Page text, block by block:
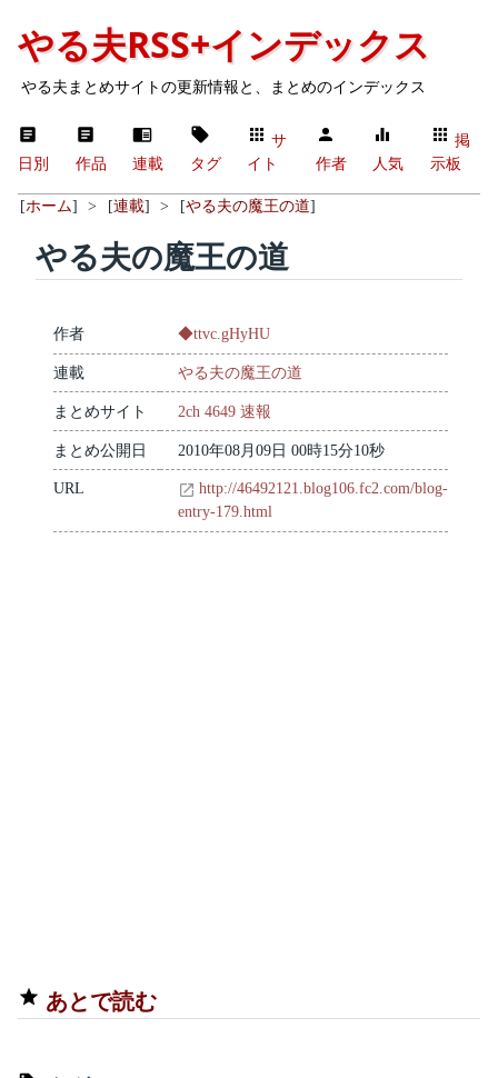
やる夫RSS+インデックス
やる夫まとめサイトの更新情報と、まとめのインデックス
日別 作品 連載 タグ
サ
イト
作者 人気
掲
示板
[ホーム] > [連載] > [やる夫の魔王の道]
やる夫の魔王の道
作者 ◆ttvc.gHyHU
連載 やる夫の魔王の道
まとめサイト 2ch 4649 速報
まとめ公開日 2010年08月09日 00時15分10秒
URL
http://46492121.blog106.fc2.com/blog-
entry-179.html
あとで読む